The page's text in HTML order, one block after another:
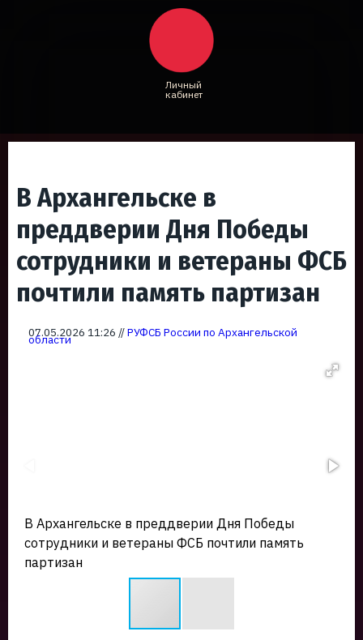
Личный
кабинет
В Архангельске в
преддверии Дня Победы
сотрудники и ветераны ФСБ
почтили память партизан
07.05.2026 11:26 //РУФСБ России по Архангельской
области
В Архангельске в преддверии Дня Победы
сотрудники и ветераны ФСБ почтили память
партизан